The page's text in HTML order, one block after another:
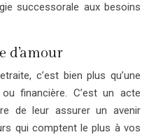
successorale aux besoins
d’amour
c’est bien plus qu’une
financière. C’est un acte
de leur assurer un avenir
qui comptent le plus à vos